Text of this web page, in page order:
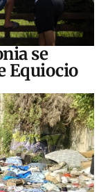
se
Equiocio